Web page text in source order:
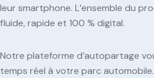
leur smartphone. L’ensemble du
fluide, rapide et 100 % digital.
Notre plateforme d’autopartage
temps réel à votre parc